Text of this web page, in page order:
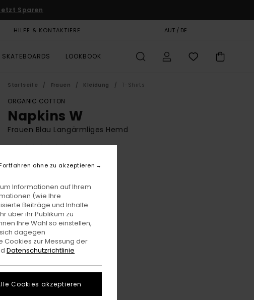
Sparen
HILFE & KONTAKTIERE AUT / DE
SKATEBOARDS LOOKBOOK
Startseite Frauen Kleidung T-Shirts
ORGANIC COTTON
Napkins W
Frauen Blau Langärmliges Hemd
5.0
ECO-BONUS
€ 38,25
SALE
DOPPELTER RABATT EXTRA 25 %
Farbe Napkins Blue
Informationen auf Ihrem
(wie Ihre
Beiträge und Inhalte
über ihr Publikum zu
Ihre Wahl so einstellen,
dagegen
Cookies zur Messung der
Datenschutzrichtlinie
ohne zu akzeptieren
Cookies akzeptieren